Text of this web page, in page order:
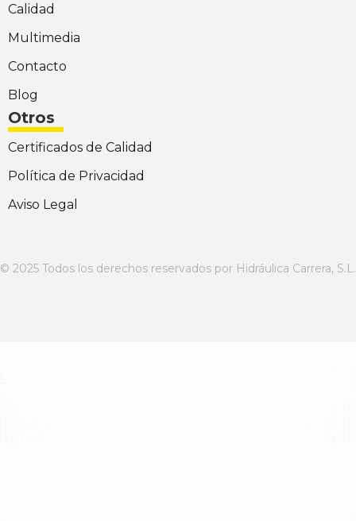
Calidad
Multimedia
Contacto
Blog
Otros
Certificados de Calidad
Política de Privacidad
Aviso Legal
© 2025 Todos los derechos reservados por Hidráulica Carrera, S.L.